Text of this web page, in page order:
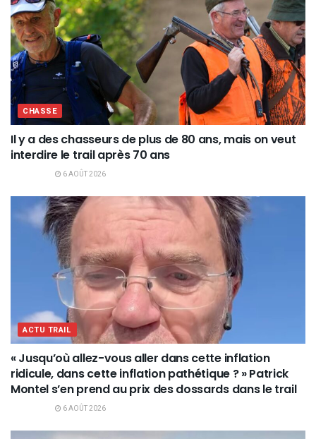
CHASSE
Il y a des chasseurs de plus de 80 ans, mais on veut
interdire le trail après 70 ans
6 AOÛT 2026
ACTU TRAIL
« Jusqu’où allez-vous aller dans cette inflation
ridicule, dans cette inflation pathétique ? » Patrick
Montel s’en prend au prix des dossards dans le trail
6 AOÛT 2026